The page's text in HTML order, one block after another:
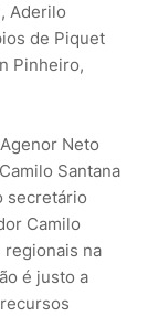
Aderilo
de Piquet
Pinheiro,
Neto
Santana
secretário
Camilo
regionais na
é justo a